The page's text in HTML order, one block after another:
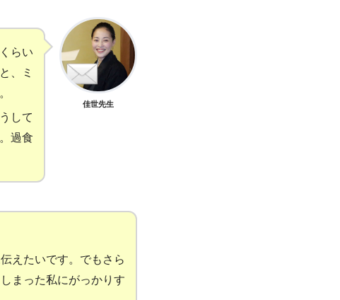
らい
、ミ
して
過食
佳世先生
えたいです。でもさら
まった私にがっかりす